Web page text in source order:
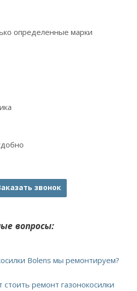
определенные марки
звонок
вопросы:
Bolens мы ремонтируем?
стоить ремонт газонокосилки